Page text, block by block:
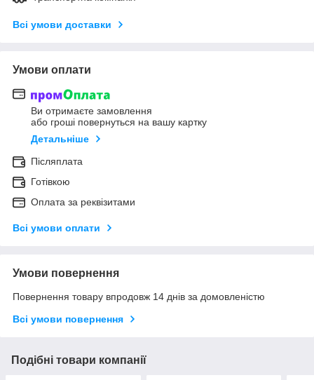
Всі умови доставки
Умови оплати
Ви отримаєте замовлення
або гроші повернуться на вашу картку
Детальніше
Післяплата
Готівкою
Оплата за реквізитами
Всі умови оплати
Умови повернення
Повернення товару впродовж 14 днів за домовленістю
Всі умови повернення
Подібні товари компанії